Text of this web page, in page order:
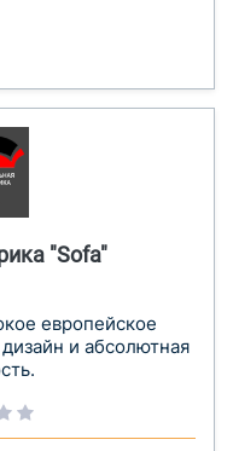
"Sofa"
европейское
и абсолютная